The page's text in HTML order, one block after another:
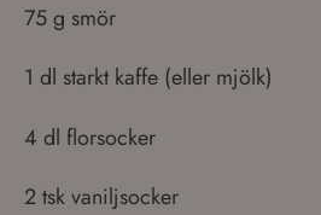
75 g smör
1 dl starkt kaffe (eller mjölk)
4 dl florsocker
2 tsk vaniljsocker